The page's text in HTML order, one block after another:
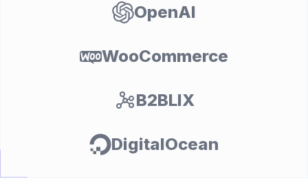
OpenAI
WooCommerce
B2BLIX
DigitalOcean